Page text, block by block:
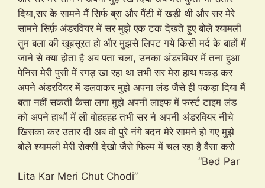
दिया,सर के सामने मैं सिर्फ ब्रा और पैंटी में खड़ी थी और सर मेरे
सामने सिर्फ़ अंडरवियर में सर मुझे एक टक देखते हुए बोले श्यामली
तुम बला की खूबसूरत हो और मुझसे लिपट गये किसी मर्द के बाहों में
जाने से क्या होता है अब पता चला, उनका अंडरवियर में तना हुआ
पेनिस मेरी पुसी में रगड़ खा रहा था तभी सर मेरा हाथ पकड़ कर
अपने अंडरवियर में डलवाकर मुझे अपना लंड जैसे ही पकड़ा दिया मैं
बता नहीं सकती कैसा लगा मुझे अपनी लाइफ में फर्स्ट टाइम लंड
को अपने हाथों में ली वोहहहह तभी सर ने अपनी अंडरवियर नीचे
खिसका कर उतार दी अब वो पुरे नंगे बदन मेरे सामने हो गए मुझे
बोले श्यामली मेरी सेक्सी देखो जैसे फिल्म में चल रहा है वैसा करो
“Bed Par
Lita Kar Meri Chut Chodi”